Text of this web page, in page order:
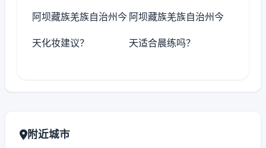
阿坝藏族羌族自治州今
天化妆建议？
阿坝藏族羌族自治州今
天适合晨练吗？
附近城市